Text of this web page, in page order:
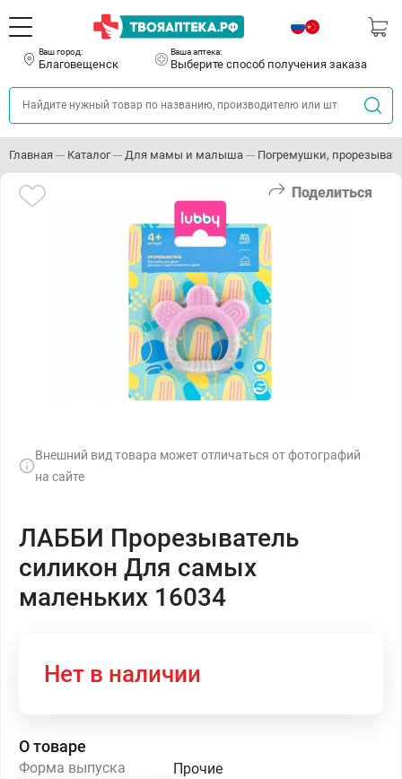
Ваш город:
Благовещенск
Ваша аптека:
Выберите способ получения заказа
Главная Каталог Для мамы и малыша Погремушки,
Поделиться
Внешний вид товара может отличаться от фотографий
на сайте
ЛАББИ Прорезыватель
силикон Для самых
маленьких 16034
Нет в наличии
О товаре
Форма выпуска
Прочие